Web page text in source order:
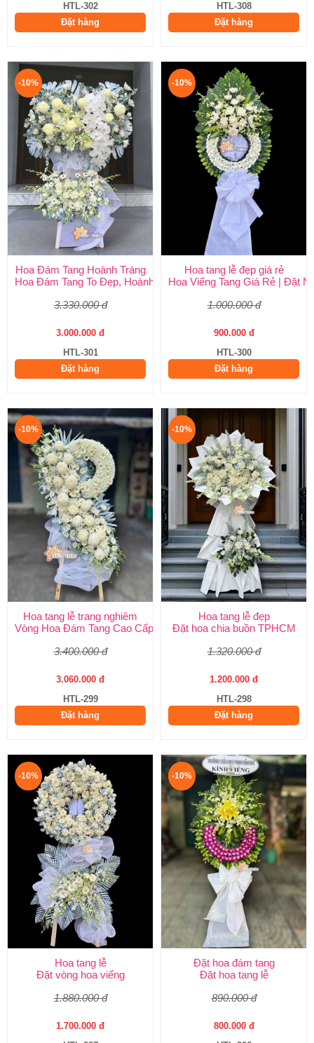
HTL-302
Đặt hàng
HTL-308
Đặt hàng
-10%
Hoa Đám Tang Hoành Tráng
Hoa Đám Tang To Đẹp, Hoành Tráng tại Huy Thảo
3.330.000 đ
3.000.000 đ
HTL-301
Đặt hàng
-10%
Hoa tang lễ đẹp giá rẻ
Hoa Viếng Tang Giá Rẻ | Đặt
1.000.000 đ
900.000 đ
HTL-300
Đặt hàng
-10%
Hoa tang lễ trang nghiêm
Vòng Hoa Đám Tang Cao Cấp | Sang Trọng, Giao Nhanh
3.400.000 đ
3.060.000 đ
HTL-299
Đặt hàng
-10%
Hoa tang lễ đẹp
Đặt hoa chia buồn TPHCM
1.320.000 đ
1.200.000 đ
HTL-298
Đặt hàng
-10%
Hoa tang lễ
Đặt vòng hoa viếng
1.880.000 đ
1.700.000 đ
-10%
Đặt hoa đám tang
Đặt hoa tang lễ
890.000 đ
800.000 đ